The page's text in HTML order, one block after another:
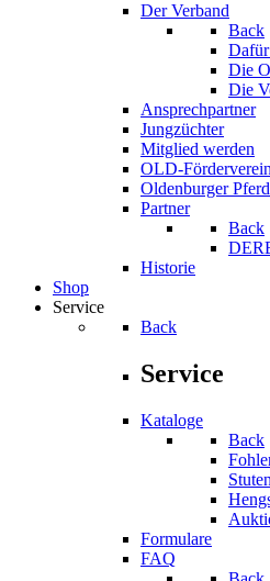
Der Verband
Back
Die
Die
Ansprechpartner
Jungzüchter
Mitglied werden
OLD-
Oldenburger
Partner
Back
Historie
Shop
Service
Back
Service
Kataloge
Back
Stuten
Formulare
FAQ